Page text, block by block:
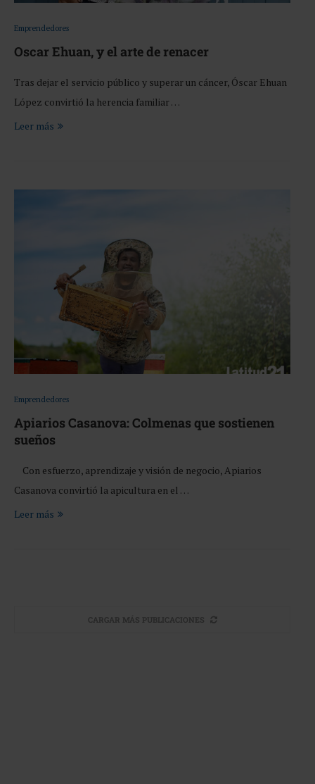
Emprendedores
Oscar Ehuan, y el arte de renacer
Tras dejar el servicio público y superar un cáncer, Óscar Ehuan
López convirtió la herencia familiar …
Leer más
Emprendedores
Apiarios Casanova: Colmenas que sostienen
sueños
Con esfuerzo, aprendizaje y visión de negocio, Apiarios
Casanova convirtió la apicultura en el …
Leer más
CARGAR MÁS PUBLICACIONES